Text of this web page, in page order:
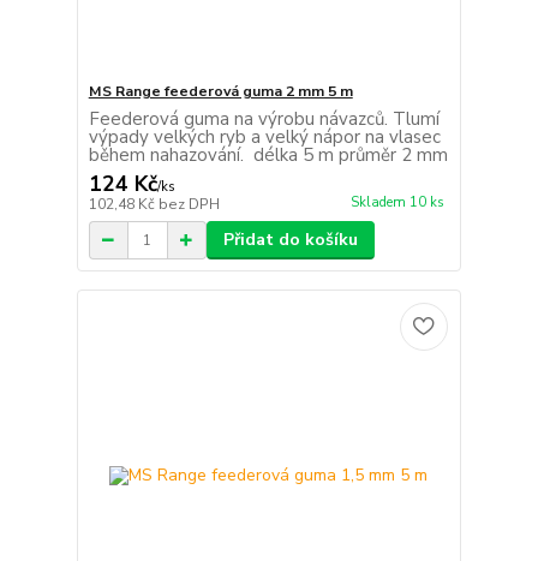
MS Range feederová guma 2 mm 5 m
Feederová guma na výrobu návazců. Tlumí
výpady velkých ryb a velký nápor na vlasec
během nahazování. délka 5 m průměr 2 mm
124 Kč/ks
102,48 Kč bez DPH Skladem 10 ks
Přidat do košíku